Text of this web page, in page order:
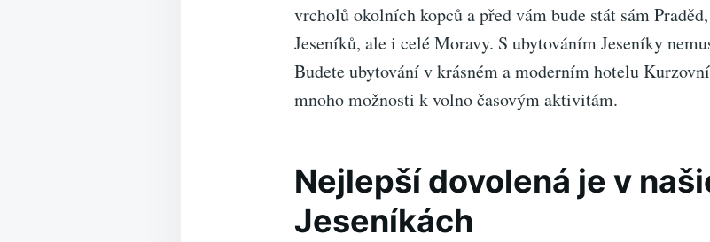
vrcholů okolních kopců a před vám bude stát sám
Jeseníků, ale i celé Moravy. S ubytováním Jeseníky
Budete ubytování v krásném a moderním hotelu
mnoho možnosti k volno časovým aktivitám.
Nejlepší dovolená je v
Jeseníkách